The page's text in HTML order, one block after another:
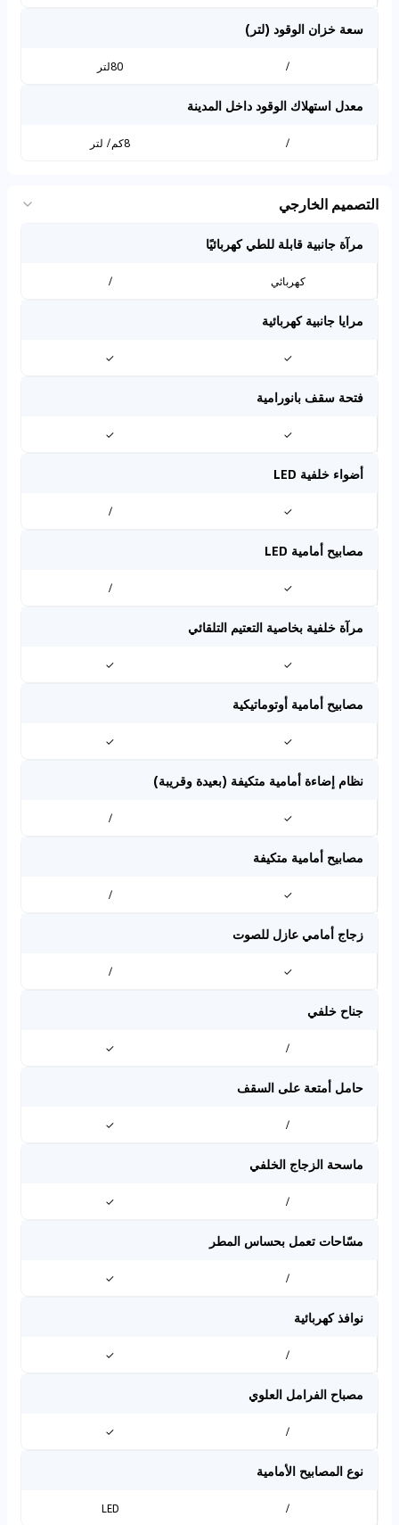
سعة خزان الوقود (لتر)
/ 80لتر
معدل استهلاك الوقود داخل المدينة
/ 8كم/ لتر
التصميم الخارجي
مرآة جانبية قابلة للطي كهربائيًا
كهربائي /
مرايا جانبية كهربائية
✓
✓
فتحة سقف بانورامية
✓
✓
أضواء خلفية LED
✓
/
مصابيح أمامية LED
✓
/
مرآة خلفية بخاصية التعتيم التلقائي
✓
✓
مصابيح أمامية أوتوماتيكية
✓
✓
نظام إضاءة أمامية متكيفة (بعيدة وقريبة)
✓
/
مصابيح أمامية متكيفة
✓
/
زجاج أمامي عازل للصوت
✓
/
جناح خلفي
/
✓
حامل أمتعة على السقف
/
✓
ماسحة الزجاج الخلفي
/
✓
مسّاحات تعمل بحساس المطر
/
✓
نوافذ كهربائية
/
✓
مصباح الفرامل العلوي
/
✓
نوع المصابيح الأمامية
/
LED